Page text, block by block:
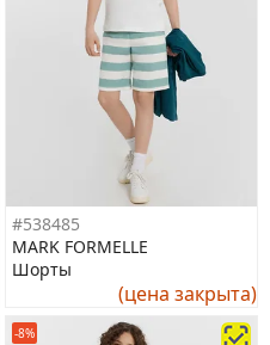
#538485
MARK FORMELLE
Шорты
(цена закрыта)
-8%